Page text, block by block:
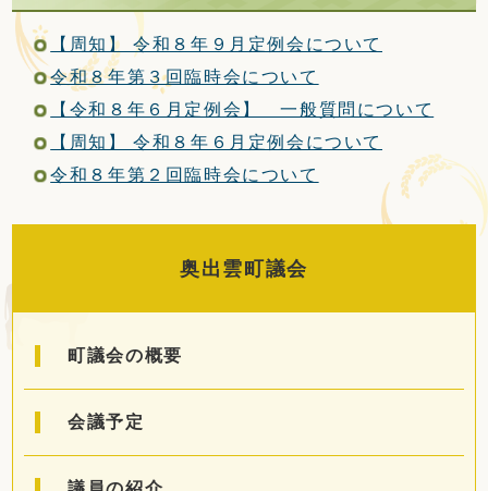
子育て・教育
健康・福祉
事業者の方へ
【周知】 令和８年９月定例会について
令和８年第３回臨時会について
【令和８年６月定例会】 一般質問について
【周知】 令和８年６月定例会について
令和８年第２回臨時会について
奥出雲町議会
町議会の概要
会議予定